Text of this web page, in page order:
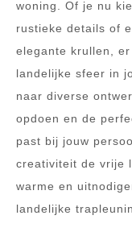
woning. Of je nu
rustieke details of
elegante krullen,
landelijke sfeer in
naar diverse
opdoen en de
past bij jouw
creativiteit de vrije
warme en
landelijke